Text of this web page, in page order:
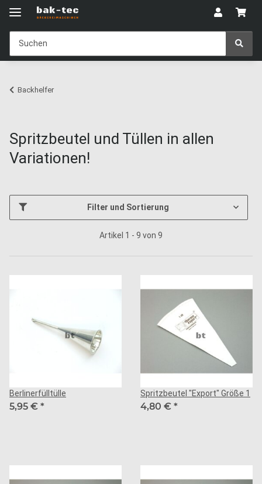
Backhelfer
Spritzbeutel und Tüllen in allen
Variationen!
Filter und Sortierung
Artikel 1 - 9 von 9
Berlinerfülltülle
5,95 € *
Spritzbeutel "Export" Größe 1
4,80 € *